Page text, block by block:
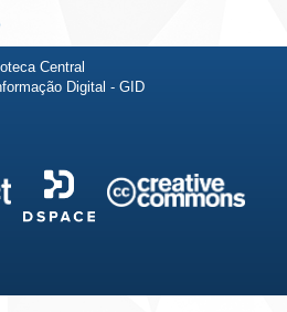
Central
Digital - GID